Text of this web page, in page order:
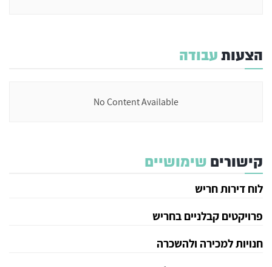
הצעותעבודה
No Content Available
קישורים שימושיים
לוח דירות חריש
פרויקטים קבלניים בחריש
חנויות למכירה ולהשכרה